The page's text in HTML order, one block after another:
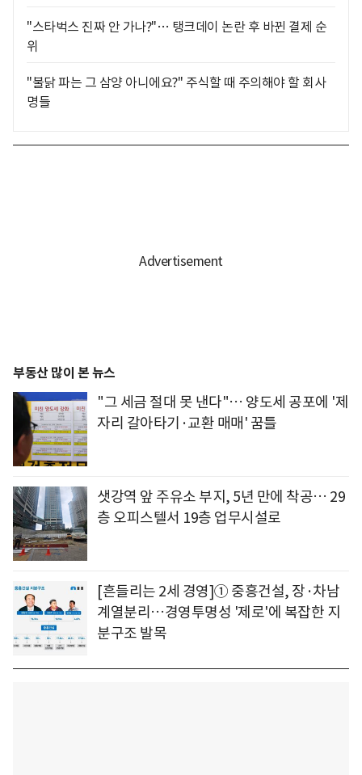
"스타벅스 진짜 안 가나?"… 탱크데이 논란 후 바뀐 결제 순
위
"불닭 파는 그 삼양 아니에요?" 주식할 때 주의해야 할 회사
명들
부동산 많이 본 뉴스
"그 세금 절대 못 낸다"… 양도세 공포에 '제
자리 갈아타기·교환 매매' 꿈틀
샛강역 앞 주유소 부지, 5년 만에 착공… 29
층 오피스텔서 19층 업무시설로
[흔들리는 2세 경영]① 중흥건설, 장·차남
계열분리…경영투명성 '제로'에 복잡한 지
분구조 발목